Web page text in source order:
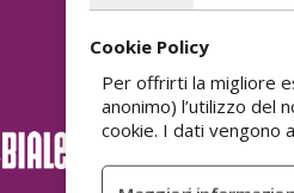
Cookie Policy
Per offrirti la migliore
anonimo) l’utilizzo del
cookie. I dati vengono